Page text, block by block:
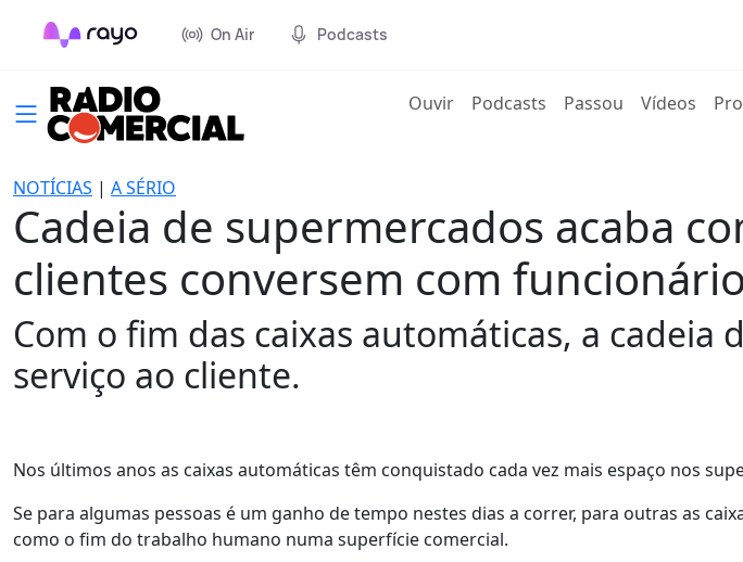
On Air Podcasts
Ouvir(current)
Podcasts Passou Vídeos
NOTÍCIAS | A SÉRIO
Cadeia de supermercados acaba
clientes conversem com
Com o fim das caixas automáticas, a
serviço ao cliente.
Nos últimos anos as caixas automáticas têm conquistado cada vez mais espaço nos
Se para algumas pessoas é um ganho de tempo nestes dias a correr, para outras as
como o fim do trabalho humano numa superfície comercial.